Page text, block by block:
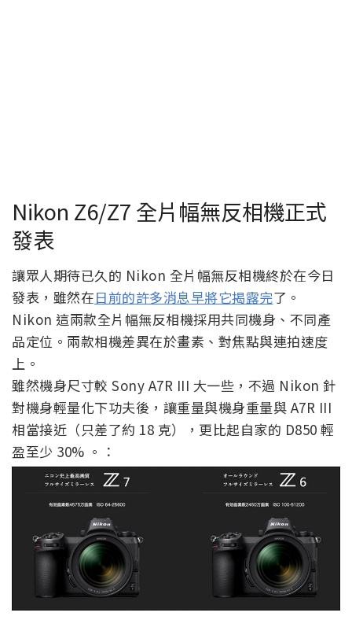
Nikon Z6/Z7 全片幅無反相機正式
發表
讓眾人期待已久的 Nikon 全片幅無反相機終於在今日
發表，雖然在日前的許多消息早將它揭露完了。
Nikon 這兩款全片幅無反相機採用共同機身、不同產
品定位。兩款相機差異在於畫素、對焦點與連拍速度
上。
雖然機身尺寸較 Sony A7R III 大一些，不過 Nikon 針
對機身輕量化下功夫後，讓重量與機身重量與 A7R III
相當接近（只差了約 18 克），更比起自家的 D850 輕
盈至少 30% 。：